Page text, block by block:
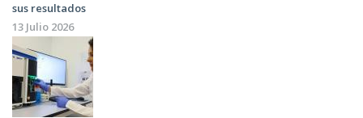
sus resultados
13 Julio 2026